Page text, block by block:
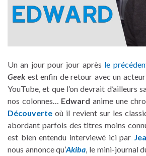
Un an jour pour jour après le
Geek est enfin de retour avec un
YouTube, et que l’on devrait d’ailleurs
nos colonnes… Edward anime une
Découverte où il revient sur les
abordant parfois des titres moins
est bien entendu interviewé ici par
nous annonce qu’Akiba, le mini-journal